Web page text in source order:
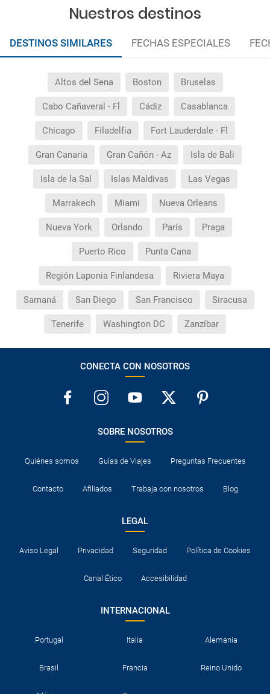
Nuestros destinos
DESTINOS SIMILARES FECHAS ESPECIALES
Altos del Sena Boston Bruselas
Cabo Cañaveral - Fl Cádiz Casablanca
Chicago Filadelfia Fort Lauderdale - Fl
Gran Canaria Gran Cañón - Az Isla de Bali
Isla de la Sal Islas Maldivas Las Vegas
Marrakech Miami Nueva Orleans
Nueva York Orlando París Praga
Puerto Rico Punta Cana
Región Laponia Finlandesa Riviera Maya
Samaná San Diego San Francisco Siracusa
Tenerife Washington DC Zanzíbar
CONECTA CON NOSOTROS
SOBRE NOSOTROS
Quiénes somos Guías de Viajes Preguntas Frecuentes
Contacto Afiliados Trabaja con nosotros Blog
LEGAL
Aviso Legal Privacidad Seguridad Política de Cookies
Canal Ético Accesibilidad
INTERNACIONAL
Portugal Italia Alemania
Brasil Francia Reino Unido